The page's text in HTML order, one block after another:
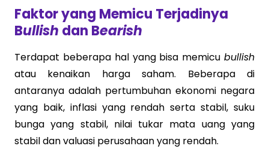
Faktor yang Memicu Terjadinya
Bullish dan Bearish
Terdapat beberapa hal yang bisa memicu bullish
atau kenaikan harga saham. Beberapa di
antaranya adalah pertumbuhan ekonomi negara
yang baik, inflasi yang rendah serta stabil, suku
bunga yang stabil, nilai tukar mata uang yang
stabil dan valuasi perusahaan yang rendah.